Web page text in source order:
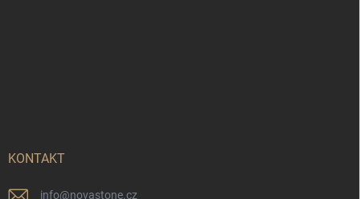
KONTAKT
info@novastone.cz